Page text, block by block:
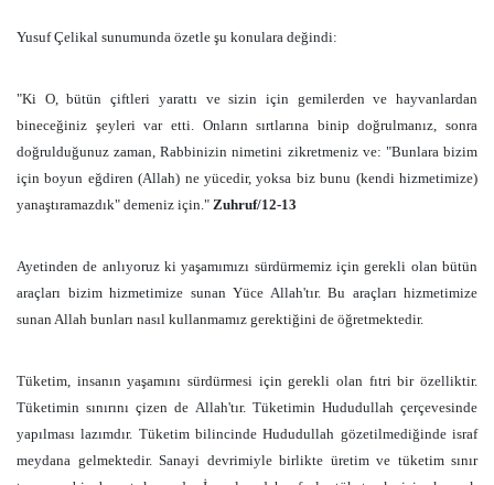
Yusuf Çelikal sunumunda özetle şu konulara değindi:
"Ki O, bütün çiftleri yarattı ve sizin için gemilerden ve hayvanlardan
bineceğiniz şeyleri var etti. Onların sırtlarına binip doğrulmanız, sonra
doğrulduğunuz zaman, Rabbinizin nimetini zikretmeniz ve: "Bunlara bizim
için boyun eğdiren (Allah) ne yücedir, yoksa biz bunu (kendi hizmetimize)
yanaştıramazdık" demeniz için." Zuhruf/12-13
Ayetinden de anlıyoruz ki yaşamımızı sürdürmemiz için gerekli olan bütün
araçları bizim hizmetimize sunan Yüce Allah'tır. Bu araçları hizmetimize
sunan Allah bunları nasıl kullanmamız gerektiğini de öğretmektedir.
Tüketim, insanın yaşamını sürdürmesi için gerekli olan fıtri bir özelliktir.
Tüketimin sınırını çizen de Allah'tır. Tüketimin Hududullah çerçevesinde
yapılması lazımdır. Tüketim bilincinde Hududullah gözetilmediğinde israf
meydana gelmektedir. Sanayi devrimiyle birlikte üretim ve tüketim sınır